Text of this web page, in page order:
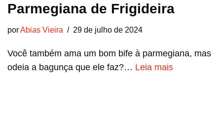
Parmegiana de Frigideira
porAbias Vieira 29 de julho de 2024
Você também ama um bom bife à parmegiana, mas
odeia a bagunça que ele faz?… Leia mais